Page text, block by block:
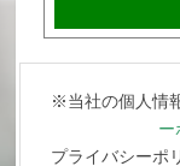
※当社の個人情
ー
プライバシーポ